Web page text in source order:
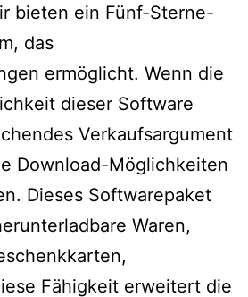
bieten ein Fünf-Sterne-
das
ermöglicht. Wenn die
dieser Software
Verkaufsargument
Download-Möglichkeiten
Dieses Softwarepaket
Waren,
Fähigkeit erweitert die